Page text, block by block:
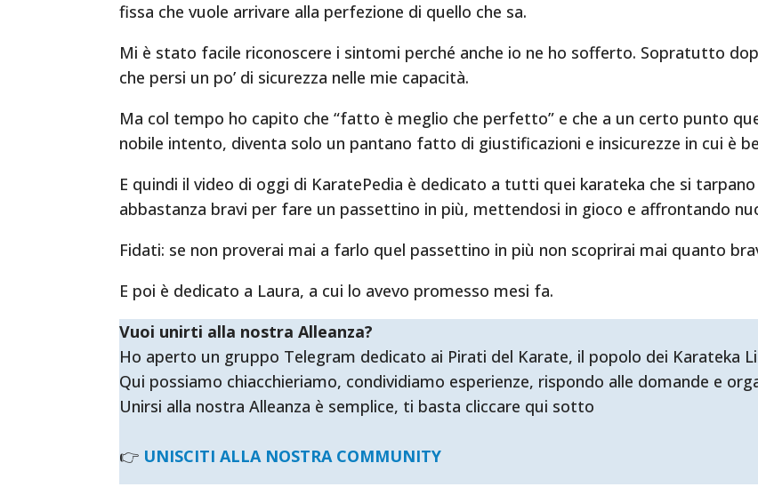
fissa che vuole arrivare alla perfezione di quello che sa.
Mi è stato facile riconoscere i sintomi perché anche io ne ho sofferto. Sopratutto
che persi un po’ di sicurezza nelle mie capacità.
Ma col tempo ho capito che “fatto è meglio che perfetto” e che a un certo punto
nobile intento, diventa solo un pantano fatto di giustificazioni e insicurezze in cui è
E quindi il video di oggi di KaratePedia è dedicato a tutti quei karateka che si
abbastanza bravi per fare un passettino in più, mettendosi in gioco e affrontando
Fidati: se non proverai mai a farlo quel passettino in più non scoprirai mai quanto
E poi è dedicato a Laura, a cui lo avevo promesso mesi fa.
Vuoi unirti alla nostra Alleanza?
Ho aperto un gruppo Telegram dedicato ai Pirati del Karate, il popolo dei Karateka
Qui possiamo chiacchieriamo, condividiamo esperienze, rispondo alle domande e
Unirsi alla nostra Alleanza è semplice, ti basta cliccare qui sotto
👉 UNISCITI ALLA NOSTRA COMMUNITY